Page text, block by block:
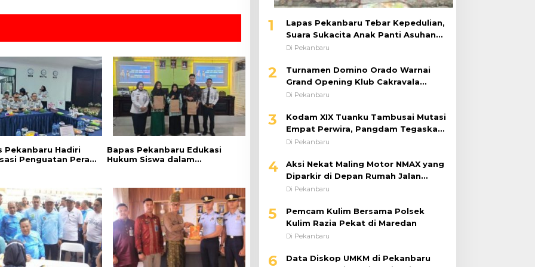
Pekanbaru Hadiri
Penguatan Peran
Bapas Pekanbaru Edukasi
Hukum Siswa dalam
1
Lapas Pekanbaru Tebar Kepedulian,
Suara Sukacita Anak Panti Asuhan
Kemuliaan Iringi Bantuan Sosial
Di Pekanbaru
2
Turnamen Domino Orado Warnai
Grand Opening Klub Cakravala
Pekanbaru
Di Pekanbaru
3
Kodam XIX Tuanku Tambusai Mutasi
Empat Perwira, Pangdam Tegaskan
Regenerasi untuk Perkuat Kinerja
Di Pekanbaru
4
Aksi Nekat Maling Motor NMAX yang
Diparkir di Depan Rumah Jalan
Tiung Raib Dicuri : Korban Minta
Di Pekanbaru
5
Pemcam Kulim Bersama Polsek
Kulim Razia Pekat di Maredan
Di Pekanbaru
6
Data Diskop UMKM di Pekanbaru